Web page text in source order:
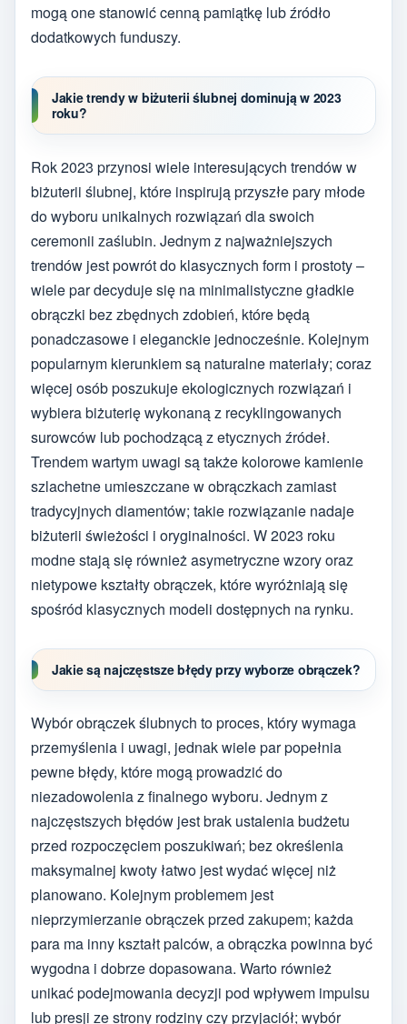
mogą one stanowić cenną pamiątkę lub źródło
dodatkowych funduszy.
Jakie trendy w biżuterii ślubnej dominują w 2023
roku?
Rok 2023 przynosi wiele interesujących trendów w
biżuterii ślubnej, które inspirują przyszłe pary młode
do wyboru unikalnych rozwiązań dla swoich
ceremonii zaślubin. Jednym z najważniejszych
trendów jest powrót do klasycznych form i prostoty –
wiele par decyduje się na minimalistyczne gładkie
obrączki bez zbędnych zdobień, które będą
ponadczasowe i eleganckie jednocześnie. Kolejnym
popularnym kierunkiem są naturalne materiały; coraz
więcej osób poszukuje ekologicznych rozwiązań i
wybiera biżuterię wykonaną z recyklingowanych
surowców lub pochodzącą z etycznych źródeł.
Trendem wartym uwagi są także kolorowe kamienie
szlachetne umieszczane w obrączkach zamiast
tradycyjnych diamentów; takie rozwiązanie nadaje
biżuterii świeżości i oryginalności. W 2023 roku
modne stają się również asymetryczne wzory oraz
nietypowe kształty obrączek, które wyróżniają się
spośród klasycznych modeli dostępnych na rynku.
Jakie są najczęstsze błędy przy wyborze obrączek?
Wybór obrączek ślubnych to proces, który wymaga
przemyślenia i uwagi, jednak wiele par popełnia
pewne błędy, które mogą prowadzić do
niezadowolenia z finalnego wyboru. Jednym z
najczęstszych błędów jest brak ustalenia budżetu
przed rozpoczęciem poszukiwań; bez określenia
maksymalnej kwoty łatwo jest wydać więcej niż
planowano. Kolejnym problemem jest
nieprzymierzanie obrączek przed zakupem; każda
para ma inny kształt palców, a obrączka powinna być
wygodna i dobrze dopasowana. Warto również
unikać podejmowania decyzji pod wpływem impulsu
lub presji ze strony rodziny czy przyjaciół; wybór